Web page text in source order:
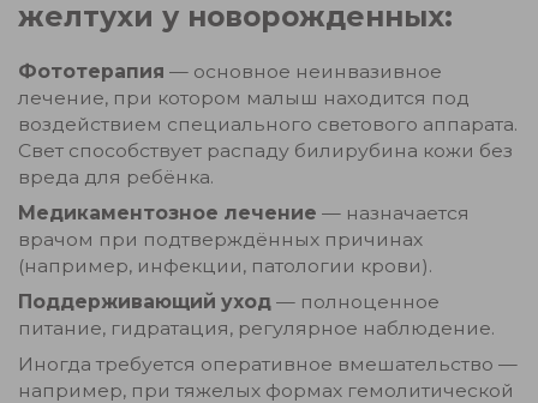
желтухи у новорожденных:
Фототерапия — основное неинвазивное
лечение, при котором малыш находится под
воздействием специального светового аппарата.
Свет способствует распаду билирубина кожи без
вреда для ребёнка.
Медикаментозное лечение — назначается
врачом при подтверждённых причинах
(например, инфекции, патологии крови).
Поддерживающий уход — полноценное
питание, гидратация, регулярное наблюдение.
Иногда требуется оперативное вмешательство —
например, при тяжелых формах гемолитической